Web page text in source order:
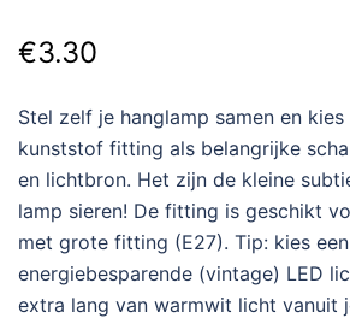
€3.30
Stel zelf je hanglamp samen en
kunststof fitting als belangrijke
en lichtbron. Het zijn de kleine
lamp sieren! De fitting is geschikt
met grote fitting (E27). Tip: kies een
energiebesparende (vintage) LED
extra lang van warmwit licht vanuit